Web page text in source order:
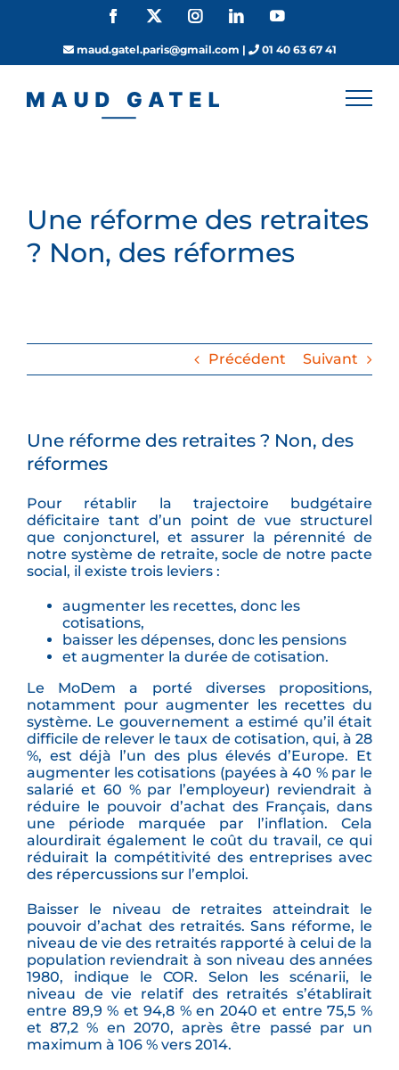
Facebook InstagramLinkedInYouTube
maud.gatel.paris@gmail.com | 01 40 63 67 41
Une réforme des retraites
? Non, des réformes
Précédent Suivant
Une réforme des retraites ? Non, des
réformes
Pour rétablir la trajectoire budgétaire
déficitaire tant d’un point de vue structurel
que conjoncturel, et assurer la pérennité de
notre système de retraite, socle de notre pacte
social, il existe trois leviers :
augmenter les recettes, donc les
cotisations,
baisser les dépenses, donc les pensions
et augmenter la durée de cotisation.
Le MoDem a porté diverses propositions,
notamment pour augmenter les recettes du
système. Le gouvernement a estimé qu’il était
difficile de relever le taux de cotisation, qui, à 28
%, est déjà l’un des plus élevés d’Europe. Et
augmenter les cotisations (payées à 40 % par le
salarié et 60 % par l’employeur) reviendrait à
réduire le pouvoir d’achat des Français, dans
une période marquée par l’inflation. Cela
alourdirait également le coût du travail, ce qui
réduirait la compétitivité des entreprises avec
des répercussions sur l’emploi.
Baisser le niveau de retraites atteindrait le
pouvoir d’achat des retraités. Sans réforme, le
niveau de vie des retraités rapporté à celui de la
population reviendrait à son niveau des années
1980, indique le COR. Selon les scénarii, le
niveau de vie relatif des retraités s’établirait
entre 89,9 % et 94,8 % en 2040 et entre 75,5 %
et 87,2 % en 2070, après être passé par un
maximum à 106 % vers 2014.